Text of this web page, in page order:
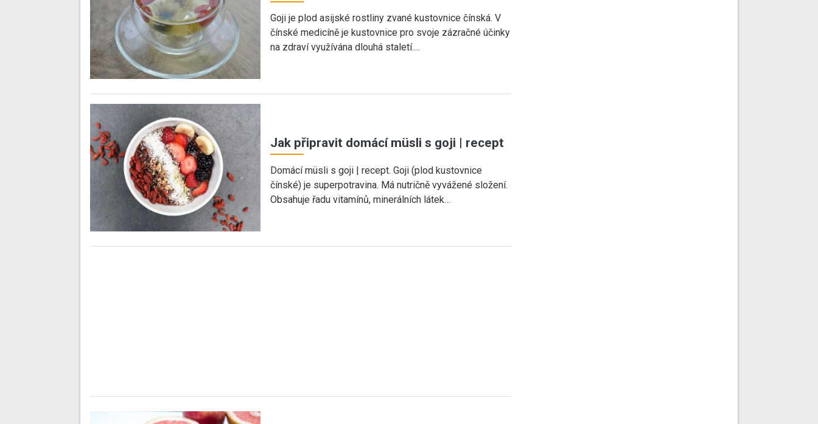
Goji je plod asijské rostliny zvané kustovnice čínská. V
čínské medicíně je kustovnice pro svoje zázračné účinky
na zdraví využívána dlouhá staletí.…
Jak připravit domácí müsli s goji | recept
Domácí müsli s goji | recept. Goji (plod kustovnice
čínské) je superpotravina. Má nutričně vyvážené složení.
Obsahuje řadu vitamínů, minerálních látek…